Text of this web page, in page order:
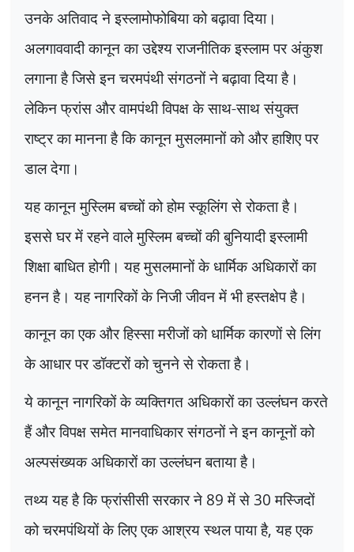
उनके अतिवाद ने इस्लामोफोबिया को बढ़ावा दिया।
अलगाववादी कानून का उद्देश्य राजनीतिक इस्लाम पर अंकुश
लगाना है जिसे इन चरमपंथी संगठनों ने बढ़ावा दिया है।
लेकिन फ्रांस और वामपंथी विपक्ष के साथ-साथ संयुक्त
राष्ट्र का मानना है कि कानून मुसलमानों को और हाशिए पर
डाल देगा।
यह कानून मुस्लिम बच्चों को होम स्कूलिंग से रोकता है।
इससे घर में रहने वाले मुस्लिम बच्चों की बुनियादी इस्लामी
शिक्षा बाधित होगी। यह मुसलमानों के धार्मिक अधिकारों का
हनन है। यह नागरिकों के निजी जीवन में भी हस्तक्षेप है।
कानून का एक और हिस्सा मरीजों को धार्मिक कारणों से लिंग
के आधार पर डॉक्टरों को चुनने से रोकता है।
ये कानून नागरिकों के व्यक्तिगत अधिकारों का उल्लंघन करते
हैं और विपक्ष समेत मानवाधिकार संगठनों ने इन कानूनों को
अल्पसंख्यक अधिकारों का उल्लंघन बताया है।
तथ्य यह है कि फ्रांसीसी सरकार ने 89में से30मस्जिदों
को चरमपंथियों के लिए एक आश्रय स्थल पाया है,यह एक